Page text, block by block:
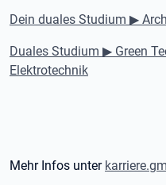
Dein duales Studium ▶
Duales Studium ▶ Green
Elektrotechnik
Mehr Infos unter